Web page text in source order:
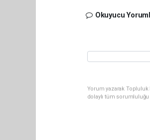
Okuyucu
Yorum yazarak Topluluk
dolaylı tüm